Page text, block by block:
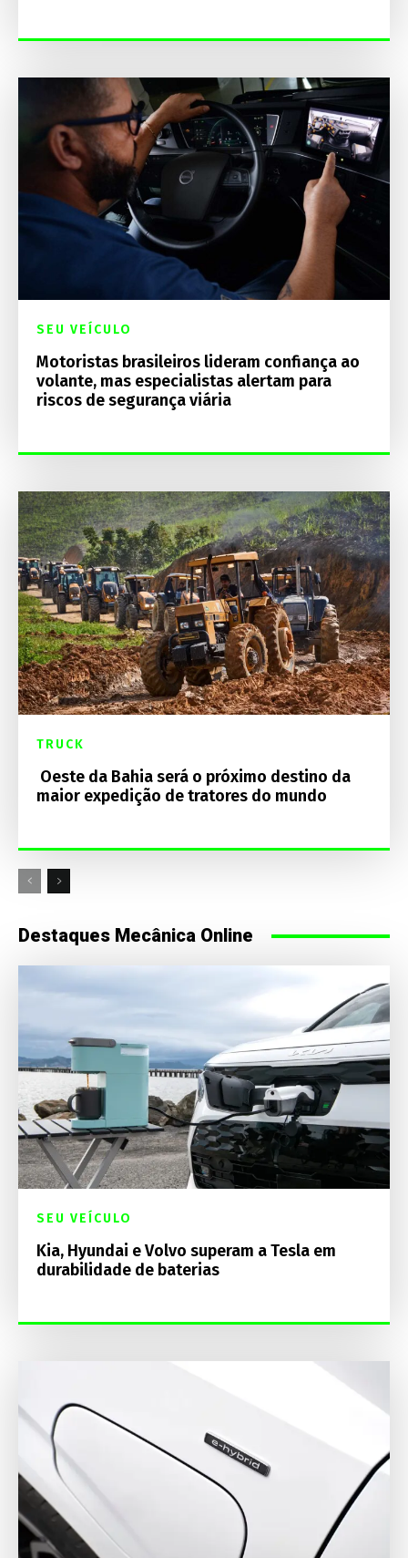
SEU VEÍCULO
Motoristas brasileiros lideram confiança ao
volante, mas especialistas alertam para
riscos de segurança viária
TRUCK
Oeste da Bahia será o próximo destino da
maior expedição de tratores do mundo
Destaques Mecânica Online
SEU VEÍCULO
Kia, Hyundai e Volvo superam a Tesla em
durabilidade de baterias